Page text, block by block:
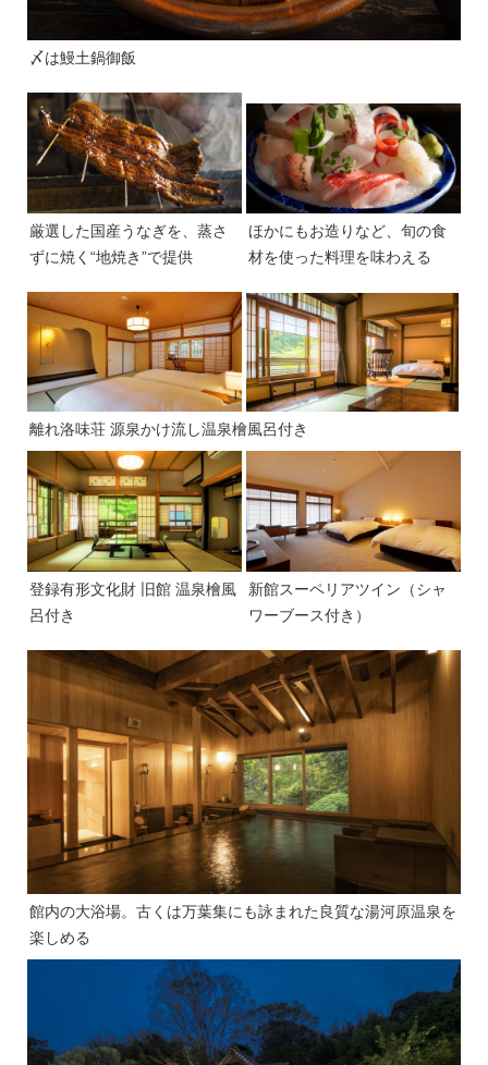
〆は鰻土鍋御飯
厳選した国産うなぎを、蒸さ
ずに焼く“地焼き”で提供
ほかにもお造りなど、旬の食
材を使った料理を味わえる
離れ洛味荘 源泉かけ流し温泉檜風呂付き
登録有形文化財 旧館 温泉檜風
呂付き
新館スーペリアツイン（シャ
ワーブース付き）
館内の大浴場。古くは万葉集にも詠まれた良質な湯河原温泉を
楽しめる